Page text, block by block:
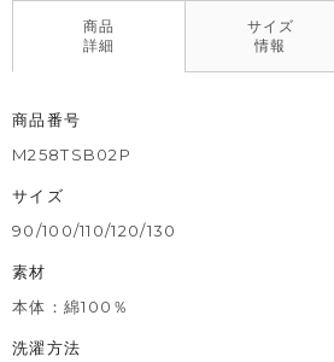
商品
詳細
サイズ
情報
商品番号
M258TSB02P
サイズ
90/100/110/120/130
素材
本体：綿100％
洗濯方法